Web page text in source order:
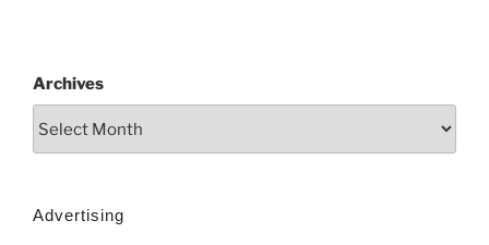
Archives
Advertising